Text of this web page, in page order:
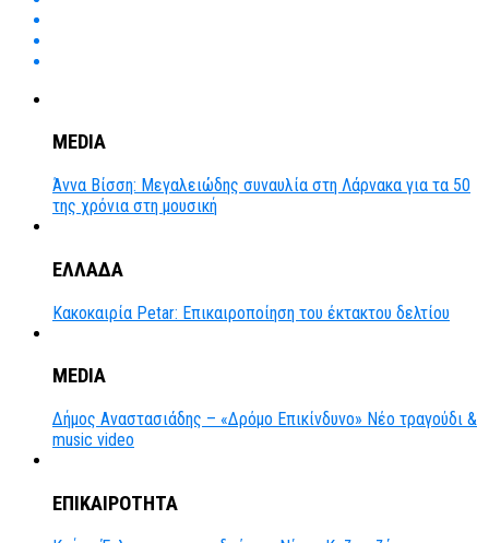
MEDIA
Άννα Βίσση: Μεγαλειώδης συναυλία στη Λάρνακα για τα 50
της χρόνια στη μουσική
ΕΛΛΑΔΑ
Κακοκαιρία Petar: Επικαιροποίηση του έκτακτου δελτίου
MEDIA
Δήμος Αναστασιάδης – «Δρόμο Επικίνδυνο» Νέο τραγούδι &
music video
ΕΠΙΚΑΙΡΟΤΗΤΑ